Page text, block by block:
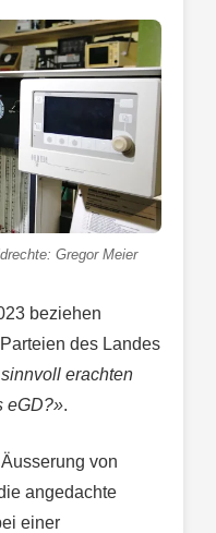
Gregor Meier
beziehen
des Landes
erachten
eGD?».
von
angedachte
einer